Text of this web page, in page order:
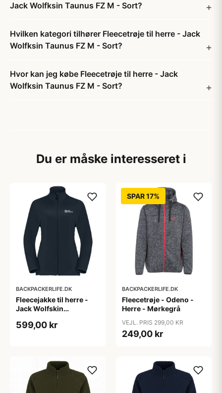
Jack Wolfksin Taunus FZ M - Sort?
Hvilken kategori tilhører Fleecetrøje til herre - Jack
Wolfksin Taunus FZ M - Sort?
Hvor kan jeg købe Fleecetrøje til herre - Jack
Wolfksin Taunus FZ M - Sort?
Du er måske interesseret i
BACKPACKERLIFE.DK
Fleecejakke til herre -
Jack Wolfskin
599,00 kr
SPAR 17%
BACKPACKERLIFE.DK
Fleecetrøje - Odeno -
Herre - Mørkegrå
VEJL. PRIS 299,00 KR
249,00 kr